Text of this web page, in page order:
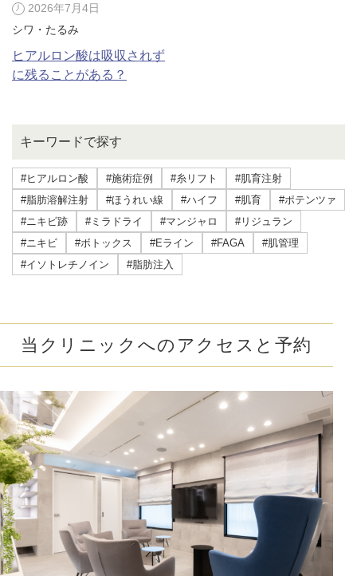
井畑 峰紀 医師 安形省吾 医師
キーワードで探す
#ヒアルロン酸 #施術症例 #糸リフト
#肌育注射
#脂肪溶解注射
#ほうれい線 #ハイフ #肌育
#ポテンツァ
#ニキビ跡
#ミラドライ #マンジャロ
#リジュラン
#ニキビ
#ボトックス #Eライン #FAGA
#肌管理
#イソトレチノイン
#脂肪注入
2026年7月4日
シワ・たるみ
ヒアルロン酸は吸収されず
に残ることがある？
当クリニックへのアクセスと予約